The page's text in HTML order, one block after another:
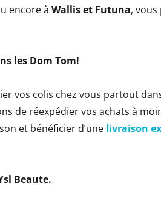
encore à Wallis et Futuna,
les Dom Tom!
vos colis chez vous partout
de réexpédier vos achats à
et bénéficier d’une livraison
Beaute.